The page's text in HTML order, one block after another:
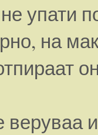
упати
на
веруваа